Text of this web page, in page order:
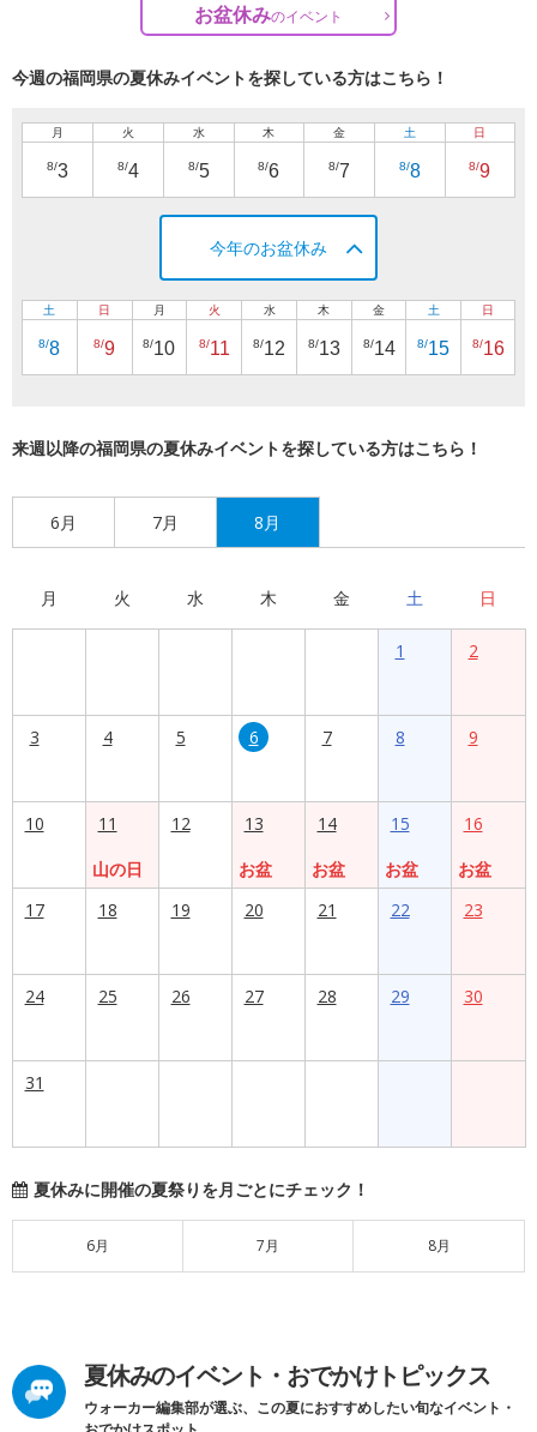
お盆休みのイベント
今週の福岡県の夏休みイベントを探している方はこちら！
月
8/3
火
8/4
水
8/5
木
8/6
金
8/7
土
8/8
日
8/9
今年のお盆休み
土
8/8
日
8/9
月
8/10
火
8/11
水
8/12
木
8/13
金
8/14
土
8/15
日
8/16
来週以降の福岡県の夏休みイベントを探している方はこちら！
6月 7月 8月
月 火 水 木 金 土 日
1 2
3 4 5 6 7 8 9
10
11
山の日
12
13
お盆
14
お盆
15
お盆
16
お盆
17
18 19 20 21 22 23
24 25 26 27 28 29 30
31
夏休みに開催の夏祭りを月ごとにチェック！
6月 7月 8月
夏休みのイベント・おでかけトピックス
ウォーカー編集部が選ぶ、この夏におすすめしたい旬なイベント・